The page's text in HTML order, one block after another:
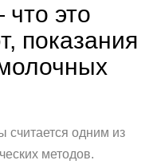
это
показания
одним из
методов.